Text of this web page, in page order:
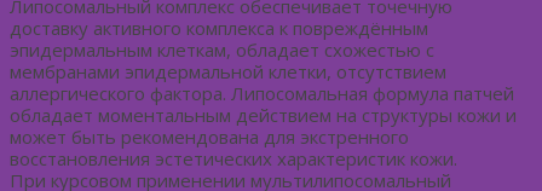
Липосомальный комплекс обеспечивает точечную
доставку активного комплекса к повреждённым
эпидермальным клеткам, обладает схожестью с
мембранами эпидермальной клетки, отсутствием
аллергического фактора. Липосомальная формула патчей
обладает моментальным действием на структуры кожи и
может быть рекомендована для экстренного
восстановления эстетических характеристик кожи.
При курсовом применении мультилипосомальный